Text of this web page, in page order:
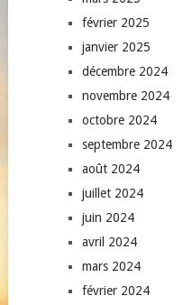
février 2025
janvier 2025
décembre 2024
novembre 2024
octobre 2024
septembre 2024
août 2024
juillet 2024
juin 2024
avril 2024
mars 2024
février 2024